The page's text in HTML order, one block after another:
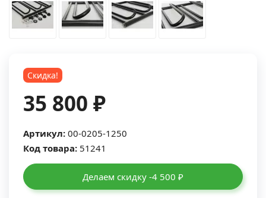
Скидка!
35 800 ₽
Артикул: 00-0205-1250
Код товара: 51241
Делаем скидку -4 500 ₽